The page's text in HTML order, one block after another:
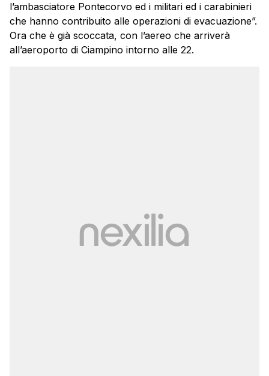
l’ambasciatore Pontecorvo ed i militari ed i carabinieri
che hanno contribuito alle operazioni di evacuazione”.
Ora che è già scoccata, con l’aereo che arriverà
all’aeroporto di Ciampino intorno alle 22.